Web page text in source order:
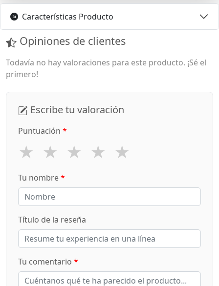
Características Producto
Opiniones de clientes
Todavía no hay valoraciones para este producto. ¡Sé el
primero!
Escribe tu valoración
Puntuación *
★ ★ ★ ★ ★
Tu nombre*
Título de la reseña
Tu comentario *